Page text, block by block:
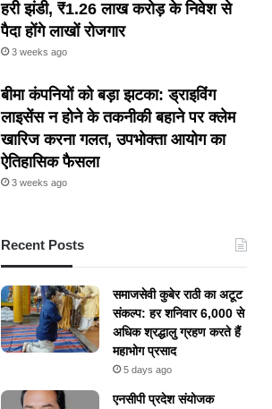
हरी झंडी, ₹1.26 लाख करोड़ के निवेश से
पैदा होंगे लाखों रोजगार
3 weeks ago
बीमा कंपनियों को बड़ा झटका: ड्राइविंग
लाइसेंस न होने के तकनीकी बहाने पर क्लेम
खारिज करना गलत, उपभोक्ता आयोग का
ऐतिहासिक फैसला
3 weeks ago
Recent Posts
समाजसेवी कुबेर राठी का अटूट
संकल्प: हर शनिवार 6,000 से
अधिक श्रद्धालु ग्रहण करते हैं
महाभोग प्रसाद
5 days ago
एनसीपी प्रदेश संयोजक